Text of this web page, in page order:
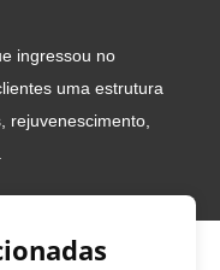
ingressou no
uma estrutura
rejuvenescimento,